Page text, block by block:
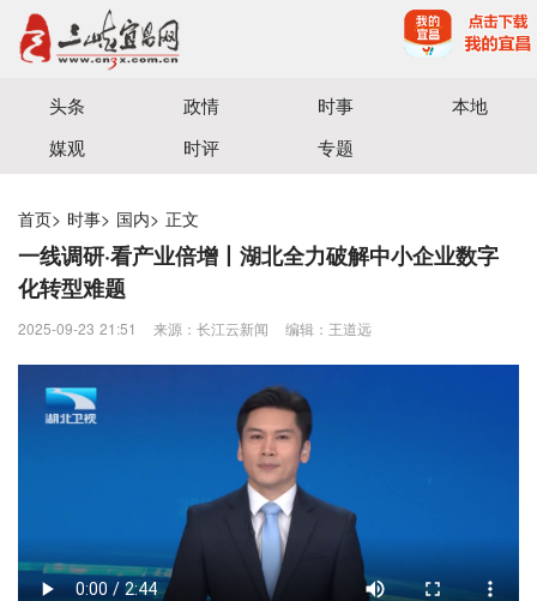
宜昌三峡融媒体中心主办
头条 政情 时事
本地
媒观
时评 专题
首页> 时事> 国内> 正文
一线调研·看产业倍增丨湖北全力破解中小企业数字
化转型难题
2025-09-23 21:51 来源：长江云新闻 编辑：王道远